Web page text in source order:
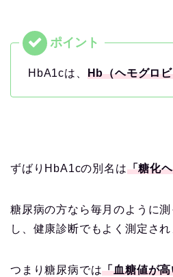
HbA1cは、 Hb（ヘモグロ
ずばりHbA1cの別名は「糖化
糖尿病の方なら毎月のように
し、健康診断でもよく測定され
つまり糖尿病では「血糖値が